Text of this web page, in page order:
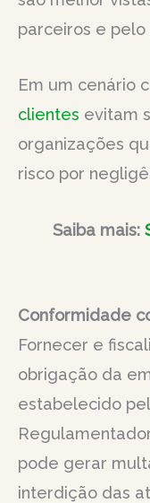
parceiros e
Em um cenário
clientes evitam
organizações
risco por
Saiba mais:
Conformidade
Fornecer e
obrigação da
estabelecido
pode gerar
interdição das